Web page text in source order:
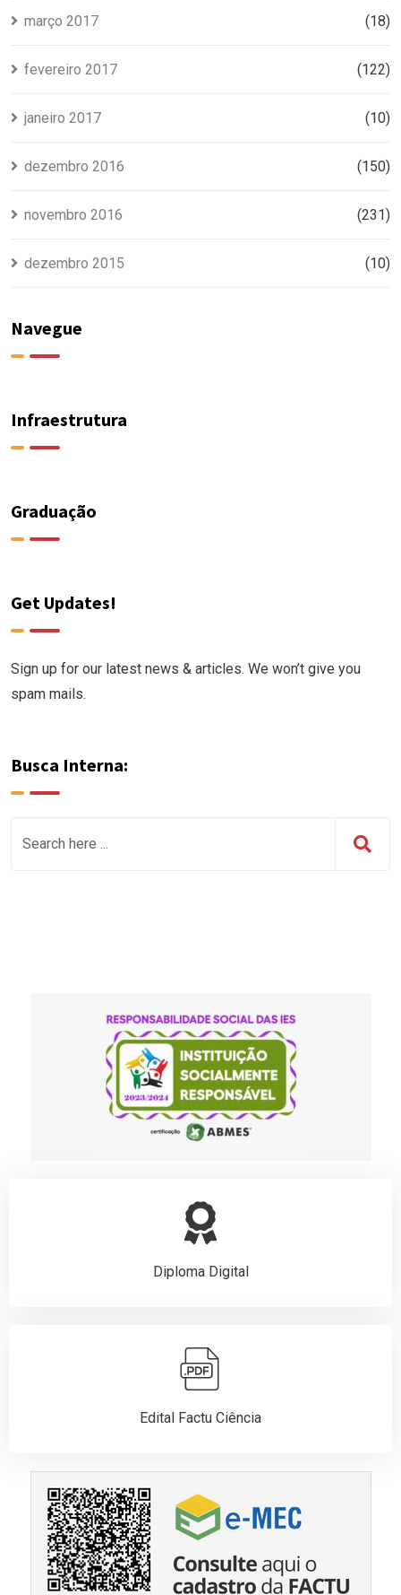
março 2017 (18)
fevereiro 2017 (122)
janeiro 2017 (10)
dezembro 2016 (150)
novembro 2016 (231)
dezembro 2015 (10)
Navegue
Infraestrutura
Graduação
Get Updates!
Sign up for our latest news & articles. We won’t give you
spam mails.
Busca Interna:
Diploma Digital
Edital Factu Ciência